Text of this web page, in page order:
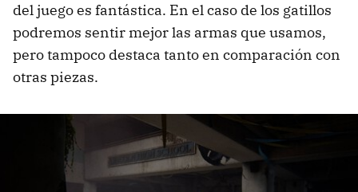
del juego es fantástica. En el caso de los gatillos
podremos sentir mejor las armas que usamos,
pero tampoco destaca tanto en comparación con
otras piezas.